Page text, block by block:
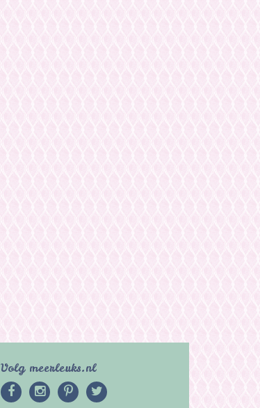
Volg meerleuks.nl